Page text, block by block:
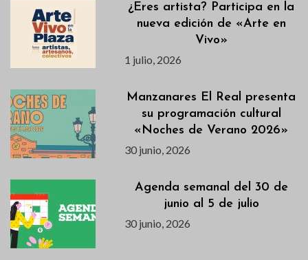
¿Eres artista? Participa en la
nueva edición de «Arte en
Vivo»
1 julio, 2026
Manzanares El Real presenta
su programación cultural
«Noches de Verano 2026»
30 junio, 2026
Agenda semanal del 30 de
junio al 5 de julio
30 junio, 2026